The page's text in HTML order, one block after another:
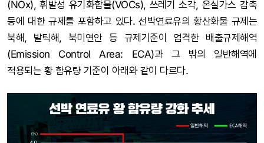
(NOx), 휘발성 유기화합물(VOCs), 쓰레기 소각, 온실가스 감축
등에 대한 규제를 포함하고 있다. 선박연료유의 황산화물 규제는
북해, 발틱해, 북미연안 등 규제기준이 엄격한 배출규제해역
(Emission Control Area: ECA)과 그 밖의 일반해역에
적용되는 황 함유량 기준이 아래와 같이 다르다.